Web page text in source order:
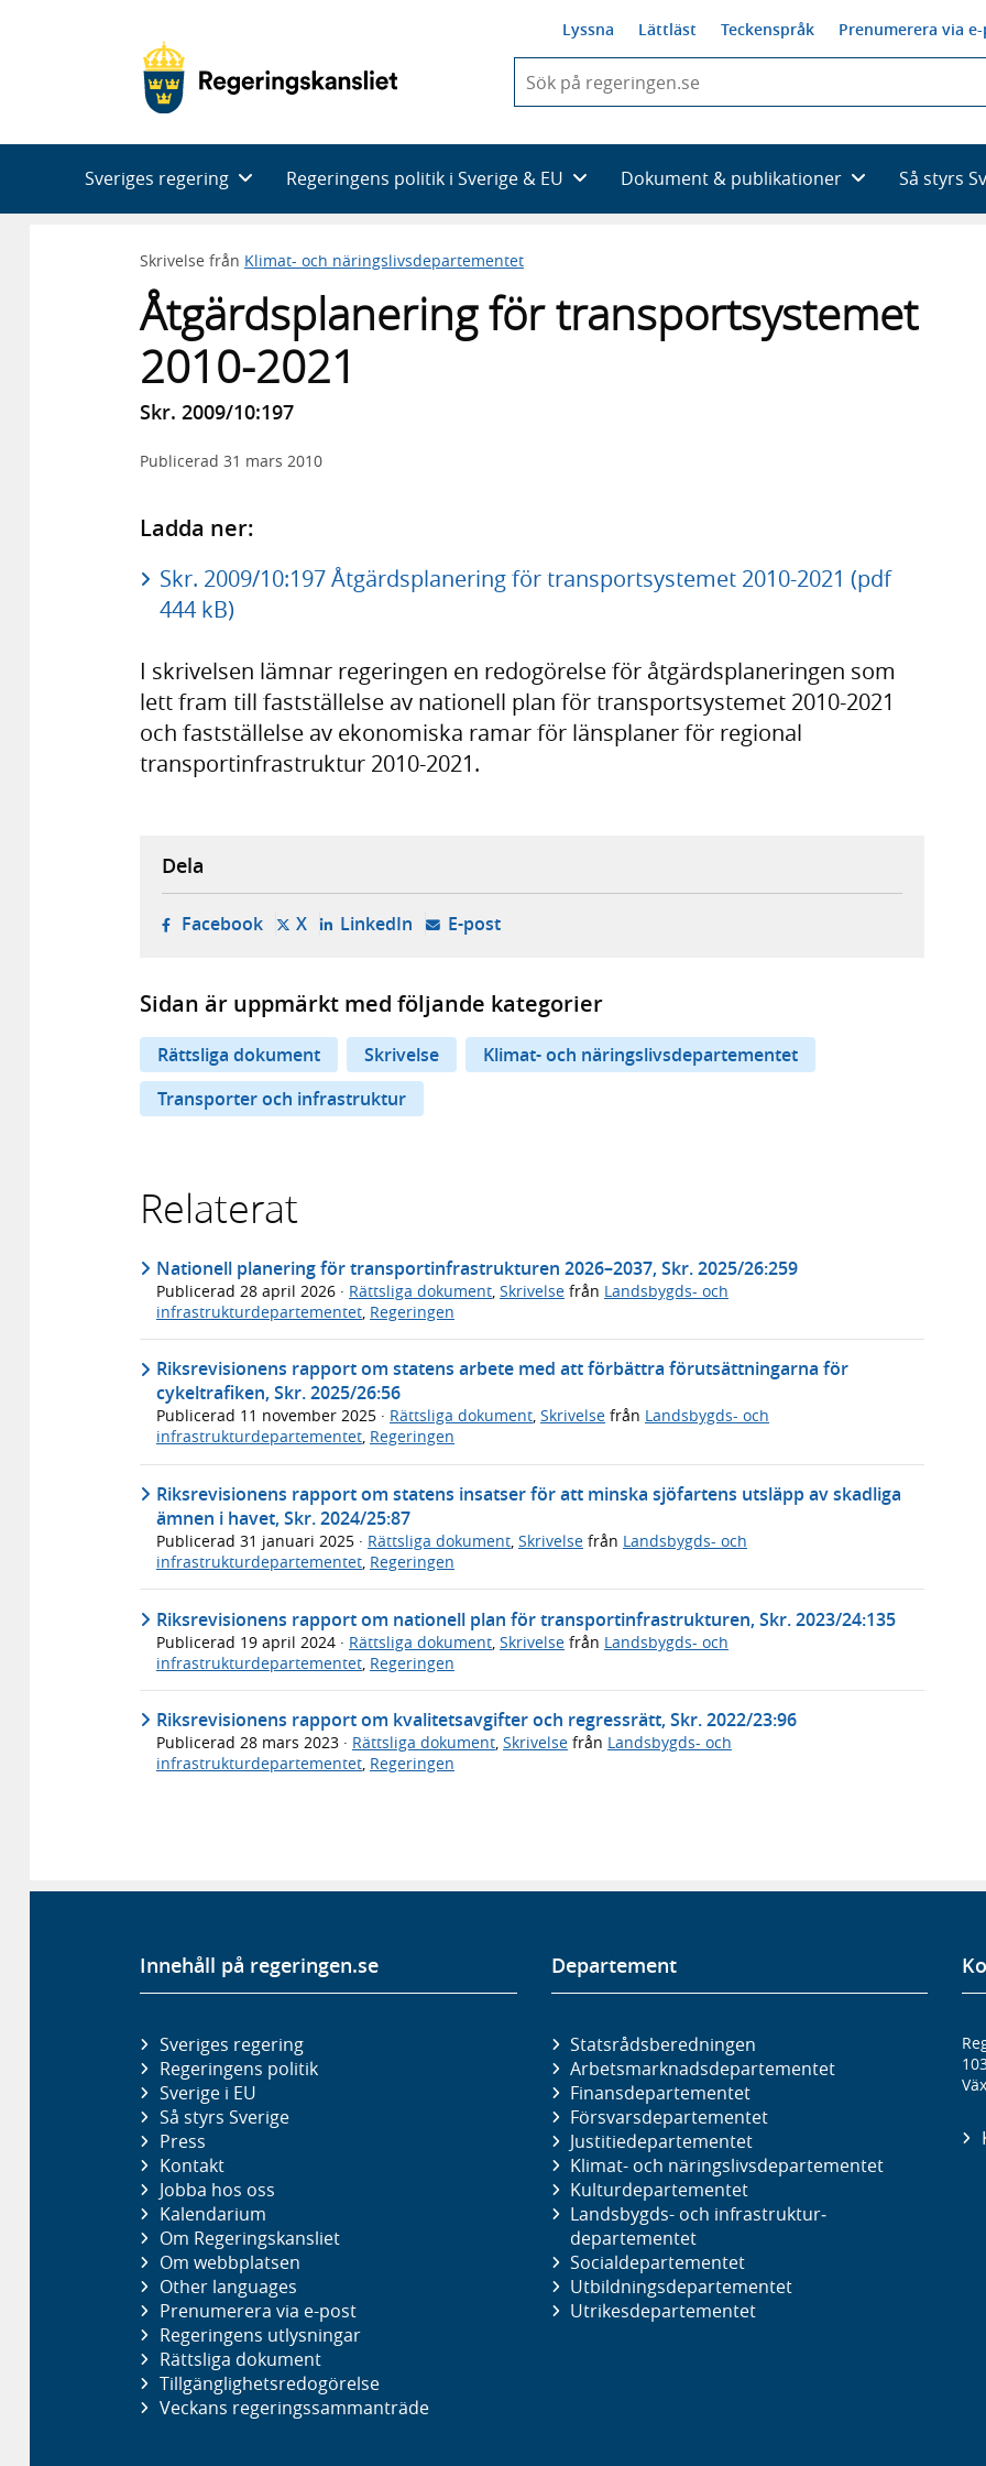
Lyssna Lättläst Teckenspråk Prenumerera via
du
skriva
framträder
en
med
Sveriges regering Regeringens politik i Sverige & EU Dokument & publikationer Så styrs
Skrivelse från Klimat- och näringslivsdepartementet
Åtgärdsplanering för transportsystemet
2010-2021
Skr. 2009/10:197
Publicerad 31 mars 2010
Ladda ner:
Skr. 2009/10:197 Åtgärdsplanering för transportsystemet 2010-2021 (pdf
444 kB)
I skrivelsen lämnar regeringen en redogörelse för åtgärdsplaneringen som
lett fram till fastställelse av nationell plan för transportsystemet 2010-2021
och fastställelse av ekonomiska ramar för länsplaner för regional
transportinfrastruktur 2010-2021.
Dela
Facebook- öppnas i ny flik, extern webbplats,
X- öppnas i ny flik, extern webbplats,
LinkedIn- öppnas i ny flik, extern webbplats,
E-post- öppnar din e-postklient,
Sidan är uppmärkt med följande kategorier
Rättsliga dokument Skrivelse
Klimat- och näringslivsdepartementet
Transporter och infrastruktur
Relaterat
Nationell planering för transportinfrastrukturen 2026–2037, Skr. 2025/26:259
Publicerad 28 april 2026 · Rättsliga dokument Skrivelse från Landsbygds- och
infrastrukturdepartementet Regeringen
Riksrevisionens rapport om statens arbete med att förbättra förutsättningarna för
cykeltrafiken, Skr. 2025/26:56
Publicerad 11 november 2025 · Rättsliga dokument, Skrivelse från Landsbygds- och
infrastrukturdepartementet, Regeringen
Riksrevisionens rapport om statens insatser för att minska sjöfartens utsläpp av skadliga
ämnen i havet, Skr. 2024/25:87
Publicerad 31 januari 2025 · Rättsliga dokument, Skrivelse från Landsbygds- och
infrastrukturdepartementet, Regeringen
Riksrevisionens rapport om nationell plan för transportinfrastrukturen, Skr. 2023/24:135
Publicerad 19 april 2024 · Rättsliga dokument Skrivelse från Landsbygds- och
infrastrukturdepartementet Regeringen
Riksrevisionens rapport om kvalitetsavgifter och regressrätt, Skr. 2022/23:96
Publicerad 28 mars 2023 · Rättsliga dokument, Skrivelse från Landsbygds- och
infrastrukturdepartementet, Regeringen
Innehåll på regeringen.se
Sveriges regering
Regeringens politik
Sverige i EU
Så styrs Sverige
Press
Kontakt
Jobba hos oss
Kalendarium
Om Regeringskansliet
Om webbplatsen
Other languages
Prenumerera via e-post
Regeringens utlysningar
Rättsliga dokument
Tillgänglighetsredogörelse
Veckans regeringssammanträde
Departement
Statsrådsberedningen
Arbetsmarknads­departementet
Finans­departementet
Försvars­departementet
Justitie­departementet
Klimat- och näringslivs­departementet
Kultur­departementet
Landsbygds- och infrastruktur­
departementet
Social­departementet
Utbildnings­departementet
Utrikes­departementet